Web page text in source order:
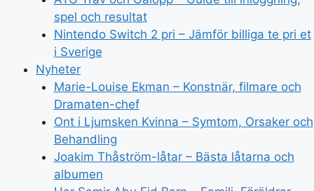
spel och resultat
Nintendo Switch 2 pri – Jämför billiga te pri et
i Sverige
Nyheter
Marie-Louise Ekman – Konstnär, filmare och
Dramaten-chef
Ont i Ljumsken Kvinna – Symtom, Orsaker och
Behandling
Joakim Thåström-låtar – Bästa låtarna och
albumen